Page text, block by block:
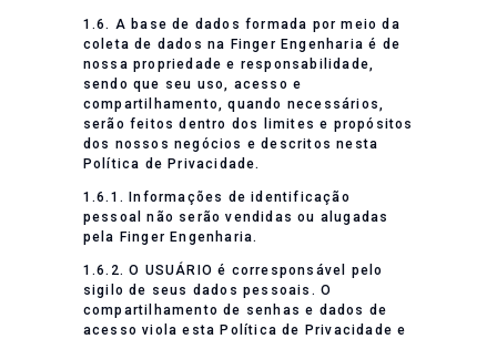
1.6. A base de dados formada por meio da
coleta de dados na Finger Engenharia é de
nossa propriedade e responsabilidade,
sendo que seu uso, acesso e
compartilhamento, quando necessários,
serão feitos dentro dos limites e propósitos
dos nossos negócios e descritos nesta
Política de Privacidade.
1.6.1. Informações de identificação
pessoal não serão vendidas ou alugadas
pela Finger Engenharia.
1.6.2. O USUÁRIO é corresponsável pelo
sigilo de seus dados pessoais. O
compartilhamento de senhas e dados de
acesso viola esta Política de Privacidade e